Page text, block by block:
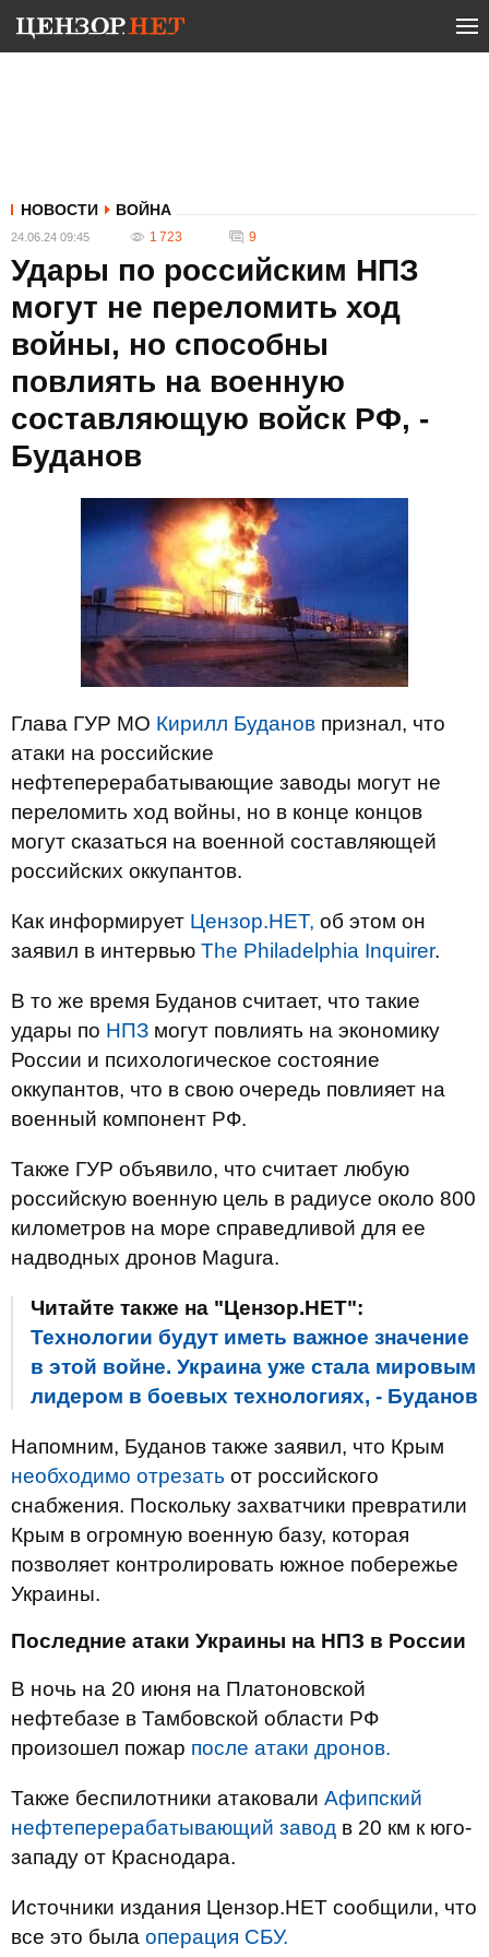
НОВОСТИ ВОЙНА
24.06.24 09:45 1 723 9
Удары по российским НПЗ
могут не переломить ход
войны, но способны
повлиять на военную
составляющую войск РФ, -
Буданов
Глава ГУР МО Кирилл Буданов признал, что
атаки на российские
нефтеперерабатывающие заводы могут не
переломить ход войны, но в конце концов
могут сказаться на военной составляющей
российских оккупантов.
Как информирует Цензор.НЕТ, об этом он
заявил в интервью The Philadelphia Inquirer.
В то же время Буданов считает, что такие
удары по НПЗ могут повлиять на экономику
России и психологическое состояние
оккупантов, что в свою очередь повлияет на
военный компонент РФ.
Также ГУР объявило, что считает любую
российскую военную цель в радиусе около 800
километров на море справедливой для ее
надводных дронов Magura.
Читайте также на "Цензор.НЕТ":
Технологии будут иметь важное значение
в этой войне. Украина уже стала мировым
лидером в боевых технологиях, - Буданов
Напомним, Буданов также заявил, что Крым
необходимо отрезать от российского
снабжения. Поскольку захватчики превратили
Крым в огромную военную базу, которая
позволяет контролировать южное побережье
Украины.
Последние атаки Украины на НПЗ в России
В ночь на 20 июня на Платоновской
нефтебазе в Тамбовской области РФ
произошел пожар после атаки дронов.
Также беспилотники атаковали Афипский
нефтеперерабатывающий завод в 20 км к юго-
западу от Краснодара.
Источники издания Цензор.НЕТ сообщили, что
все это была операция СБУ.